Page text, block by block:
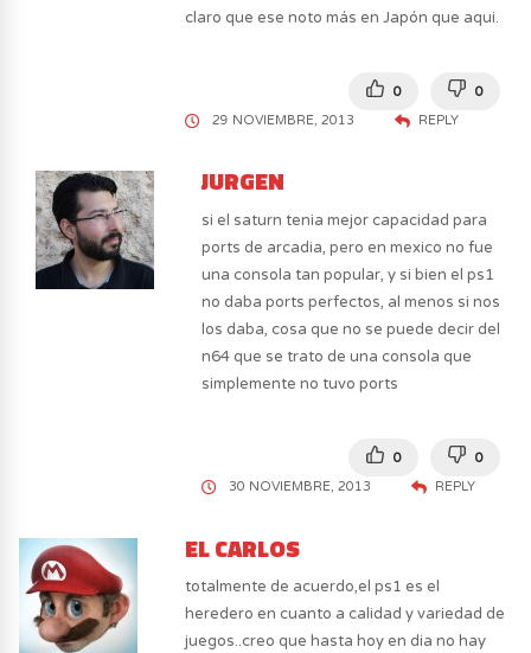
claro que ese noto más en Japón que aqui.
0
0
29 NOVIEMBRE, 2013
REPLY
JURGEN
si el saturn tenia mejor capacidad para
ports de arcadia, pero en mexico no fue
una consola tan popular, y si bien el ps1
no daba ports perfectos, al menos si nos
los daba, cosa que no se puede decir del
n64 que se trato de una consola que
simplemente no tuvo ports
0
0
30 NOVIEMBRE, 2013
REPLY
EL CARLOS
totalmente de acuerdo,el ps1 es el
heredero en cuanto a calidad y variedad de
juegos..creo que hasta hoy en dia no hay